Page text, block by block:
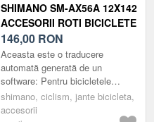
SHIMANO SM-AX56A 12X142
ACCESORII ROTI BICICLETE
146,00 RON
Aceasta este o traducere
automată generată de un
software: Pentru bicicletele
moderne cu frână cu disc, Axele
E-THRU ale SHIMANO oferă
shimano, ciclism, jante bicicleta,
accesorii